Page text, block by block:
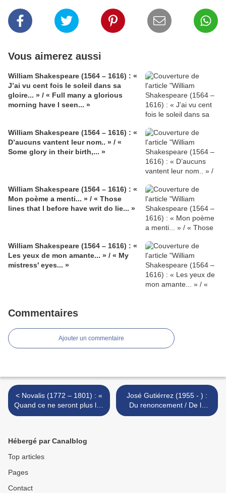
Vous aimerez aussi
William Shakespeare (1564 – 1616) : «
J’ai vu cent fois le soleil dans sa
gloire... » / « Full many a glorious
morning have I seen... »
William Shakespeare (1564 – 1616) : «
D’aucuns vantent leur nom.. » / «
Some glory in their birth,... »
William Shakespeare (1564 – 1616) : «
Mon poème a menti... » / « Those
lines that I before have writ do lie... »
William Shakespeare (1564 – 1616) : «
Les yeux de mon amante... » / « My
mistress' eyes... »
Commentaires
Ajouter un commentaire
< Novalis (1772 – 1801) : «
Quand ce ne seront plus les
nombres et les figures » / «
José Gutiérrez (1955 - ) :
Du renoncement / De la
renuncia >
Hébergé par Canalblog
Top articles
Pages
Contact